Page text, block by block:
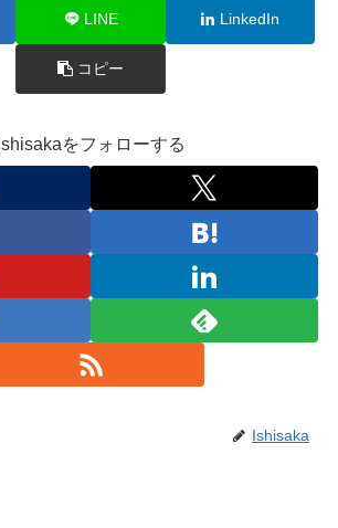
LINE LinkedIn
コピー
Ishisakaをフォローする
Ishisaka